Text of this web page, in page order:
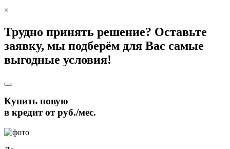
×
Трудно принять решение? Оставьте
заявку, мы подберём для Вас самые
выгодные условия!
Купить новую
в кредит отруб./мес.